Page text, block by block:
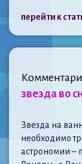
перейти к
звезда во
Звезда на
необходимо
астрономии –